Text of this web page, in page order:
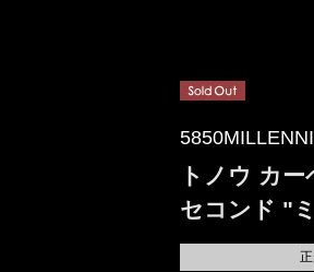
トノウ カ
セコンド "